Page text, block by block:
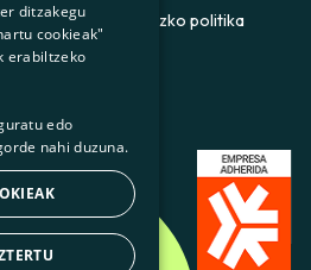
Cookieei buruzko politika
GL
BASQUE
ditzakegu
cookieak"
erabiltzeko
edo
nahi duzuna.